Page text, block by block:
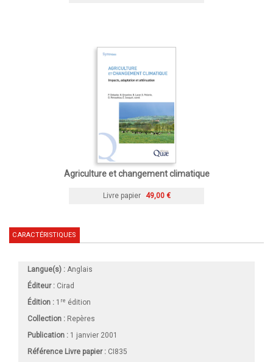
Agriculture et changement climatique
Livre papier 49,00 €
CARACTÉRISTIQUES
Langue(s) : Anglais
Éditeur : Cirad
Édition : 1 re édition
Collection : Repères
Publication : 1 janvier 2001
Référence Livre papier : CI835